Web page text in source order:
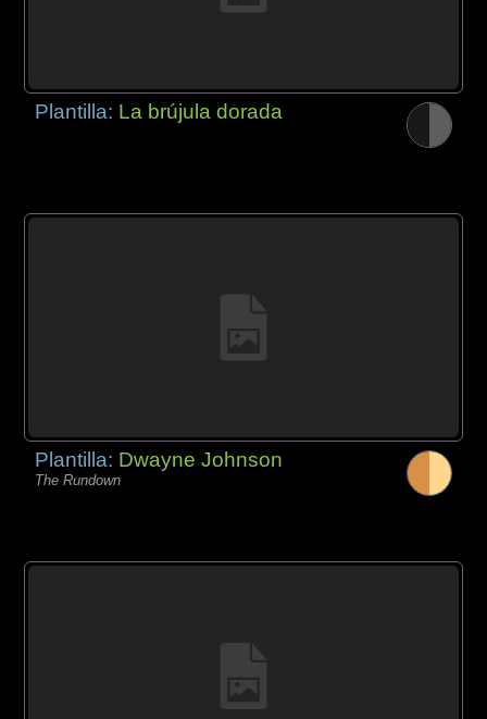
Plantilla: La brújula dorada
Plantilla: Dwayne Johnson
The Rundown